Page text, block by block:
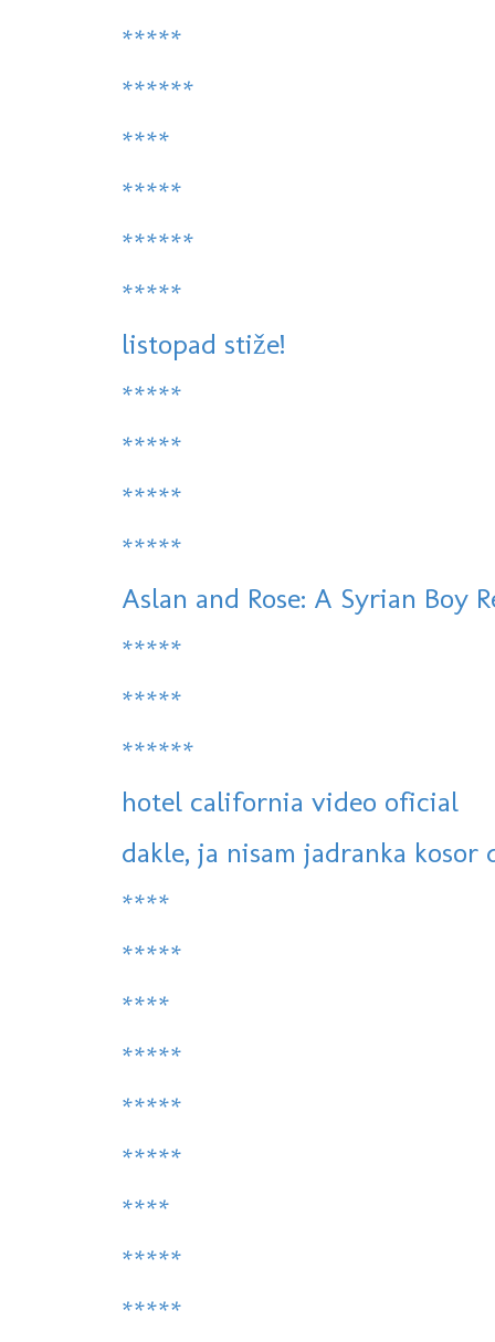
*****
******
****
*****
******
*****
listopad stiže!
*****
*****
*****
*****
Aslan and Rose: A Syrian Boy
*****
*****
******
hotel california video oficial
dakle, ja nisam jadranka kosor
****
*****
****
*****
*****
*****
****
*****
*****